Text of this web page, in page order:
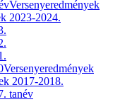
Versenyeredmények
2023-2024.
Versenyeredmények
2017-2018.
tanév